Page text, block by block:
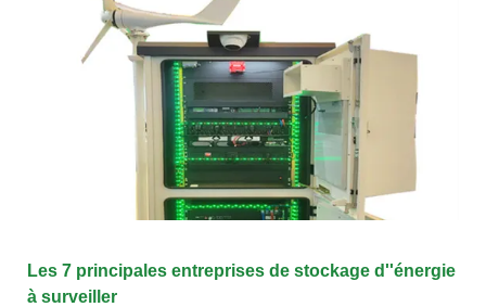
Les 7 principales entreprises de stockage d''énergie
à surveiller